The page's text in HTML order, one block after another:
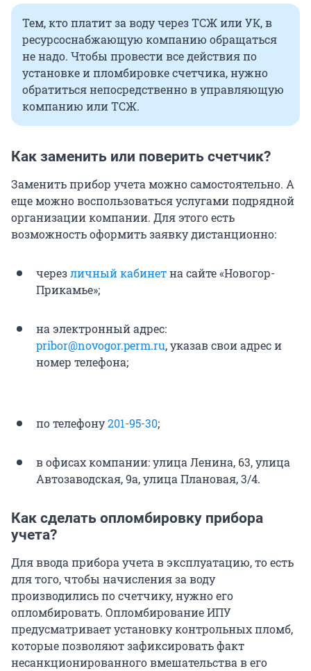
Тем, кто платит за воду через ТСЖ или УК, в
ресурсоснабжающую компанию обращаться
не надо. Чтобы провести все действия по
установке и пломбировке счетчика, нужно
обратиться непосредственно в управляющую
компанию или ТСЖ.
Как заменить или поверить счетчик?
Заменить прибор учета можно самостоятельно. А
еще можно воспользоваться услугами подрядной
организации компании. Для этого есть
возможность оформить заявку дистанционно:
черезличный кабинетна сайте «Новогор-
Прикамье»;
на электронный адрес:
pribor@novogor.perm.ru, указав свои адрес и
номер телефона;
по телефону201-95-30;
в офисах компании: улица Ленина, 63, улица
Автозаводская, 9а, улица Плановая, 3/4.
Как сделать опломбировку прибора
учета?
Для ввода прибора учета в эксплуатацию, то есть
для того, чтобы начисления за воду
производились по счетчику, нужно его
опломбировать. Опломбирование ИПУ
предусматривает установку контрольных пломб,
которые позволяют зафиксировать факт
несанкционированного вмешательства в его